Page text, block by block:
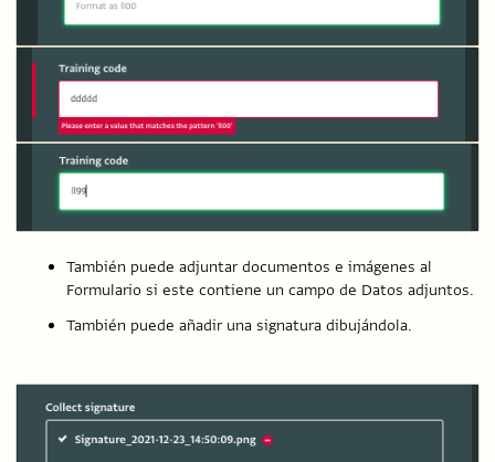
También puede adjuntar documentos e imágenes al
Formulario si este contiene un campo de Datos adjuntos.
También puede añadir una signatura dibujándola.